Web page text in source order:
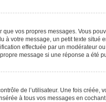
vos propres messages. Vous
votre message, un petit texte situé
effectuée par un modérateur
message si une réponse a été
de l’utilisateur. Une fois
à tous vos messages en